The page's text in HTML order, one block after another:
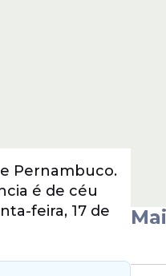
Pernambuco.
é de céu
feira, 17 de